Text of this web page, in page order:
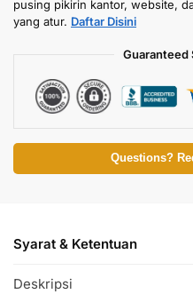
pusing pikirin kantor, website,
yang atur. Daftar Disini
Guaranteed
Questions?
Syarat & Ketentuan
Deskripsi